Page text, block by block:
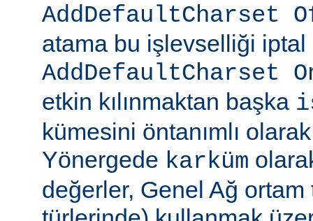
AddDefaultCharset
atama bu işlevselliği iptal
AddDefaultCharset
etkin kılınmaktan başka
kümesini öntanımlı
Yönergede karküm
değerler, Genel Ağ